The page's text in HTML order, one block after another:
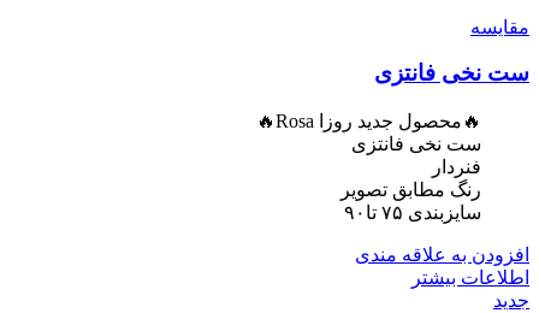
مقایسه
ست نخی فانتزی
🔥محصول جدید روزا Rosa🔥
ست نخی فانتزی
فنردار
رنگ مطابق تصویر
سایزبندی ۷۵ تا۹۰
افزودن به علاقه مندی
اطلاعات بیشتر
جدید